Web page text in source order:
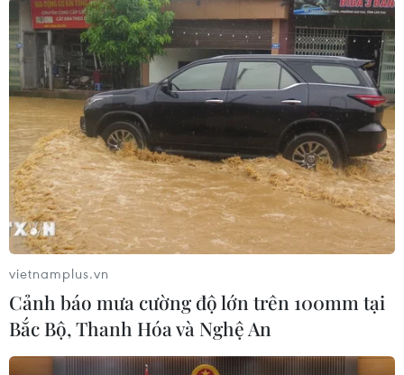
TIN CÙNG CHUYÊN MỤC
Báo Argentina nói ngành vật liệu
công nghệ cao Việt Nam "hút" đầu tư
vietnamplus.vn
Cảnh báo mưa cường độ lớn trên 100mm tại
Bắc Bộ, Thanh Hóa và Nghệ An